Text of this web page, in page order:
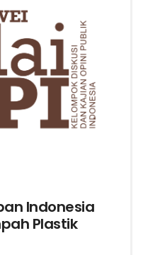
Indonesia
Plastik